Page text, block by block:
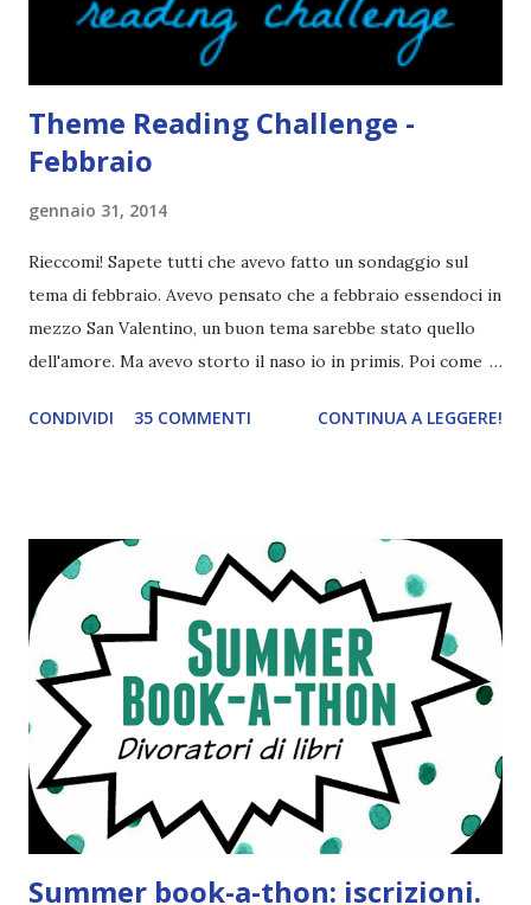
autopubblicati. Si svolgerà ne...
Theme Reading Challenge -
Febbraio
gennaio 31, 2014
Rieccomi! Sapete tutti che avevo fatto un sondaggio sul
tema di febbraio. Avevo pensato che a febbraio essendoci in
mezzo San Valentino, un buon tema sarebbe stato quello
dell'amore. Ma avevo storto il naso io in primis. Poi come
più difficili e fare decidere a voi lettori tra storie d'amore
farlo benissimo il prossimo mese, però visto che avrei
fatto decidere a uno di voi, il mese di febbraio era perfetto.
Dunque qual è questo tema, vi starete chiedendo. Il tema di
febbraio è libri ispirati alle favole! Che ve ne pare? Io avrei
un po' di titoli in wishlist ^^ Non avendo letto nessun libro
ispirato alle favole (D:), tutte voi lasciate solo un titolo e
poi a random ne sceglierò tre! Aggiornerò il post, oppure
potrete trova...
CONDIVIDI 35 COMMENTI CONTINUA A LEGGERE!
Summer book-a-thon: iscrizioni.